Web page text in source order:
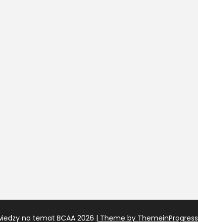
na temat BCAA 2026 | Theme by ThemeinProgress